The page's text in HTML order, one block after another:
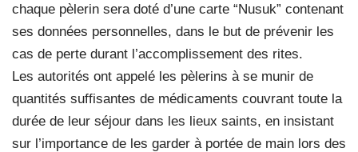
chaque pèlerin sera doté d’une carte “Nusuk” contenant
ses données personnelles, dans le but de prévenir les
cas de perte durant l’accomplissement des rites.
Les autorités ont appelé les pèlerins à se munir de
quantités suffisantes de médicaments couvrant toute la
durée de leur séjour dans les lieux saints, en insistant
sur l’importance de les garder à portée de main lors des